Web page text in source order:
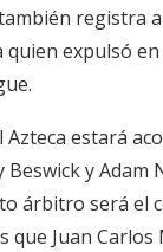
registra
quien expulsó
Azteca estará
y Adam
árbitro será el
que Juan Carlos